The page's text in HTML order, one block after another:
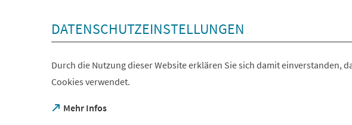
DATENSCHUTZEINSTELLUNGEN
Durch die Nutzung dieser Website erklären Sie sich damit einverstanden,
Cookies verwendet.
Mehr Infos
(Öffnet